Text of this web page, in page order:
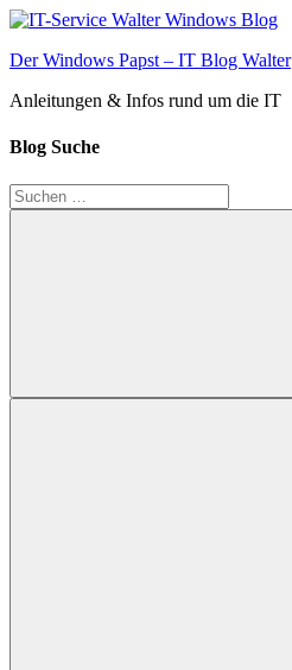
Zum
springen
Der Windows Papst – IT Blog Walter
Anleitungen & Infos rund um die IT
Blog Suche
Suchen
nach:
Suchen